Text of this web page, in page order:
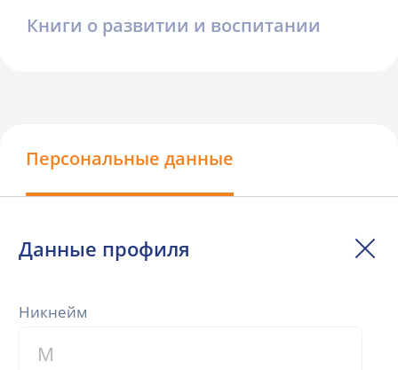
Книги о развитии и воспитании
Персональные данные
Данные профиля
Никнейм